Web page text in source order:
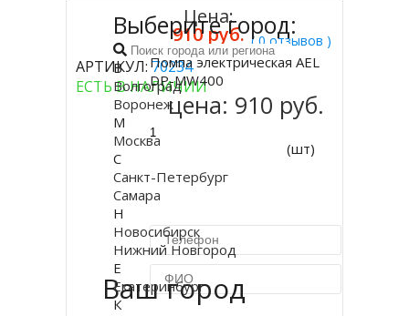
( 0 отзывов )
АРТИКУЛ:70234
ЕСТЬ В НАЛИЧИИ
Цена:
910 руб.
Купить
Помпа электрическая AEL
DP-MW400
цена: 910 руб.
(шт)
Ваш город
Выберите город:
В
Волгоград
Воронеж
М
Москва
С
Санкт-Петербург
Самара
Н
Новосибирск
Нижний Новгород
Е
Екатеринбург
К